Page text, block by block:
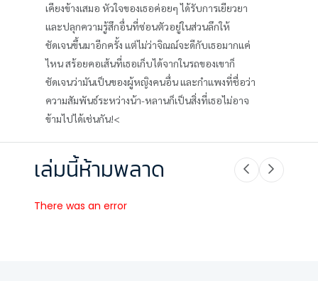
เคียงข้างเสมอ หัวใจของเธอค่อยๆ ได้รับการเยียวยา
และปลุกความรู้สึกอื่นที่ซ่อนตัวอยู่ในส่วนลึกให้
ชัดเจนขึ้นมาอีกครั้ง แต่ไม่ว่าจิณณ์จะดีกับเธอมากแค่
ไหน สร้อยคอเส้นที่เธอเก็บได้จากในรถของเขาก็
ชัดเจนว่ามันเป็นของผู้หญิงคนอื่น และกำแพงที่ชื่อว่า
ความสัมพันธ์ระหว่างน้า-หลานก็เป็นสิ่งที่เธอไม่อาจ
ข้ามไปได้เช่นกัน!<
เล่มนี้ห้ามพลาด
There was an error